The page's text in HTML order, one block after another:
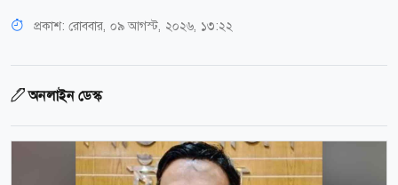
প্রকাশ: রোববার, ০৯ আগস্ট, ২০২৬, ১৩:২২
অনলাইন ডেস্ক